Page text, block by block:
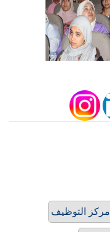
مركز التوظيف